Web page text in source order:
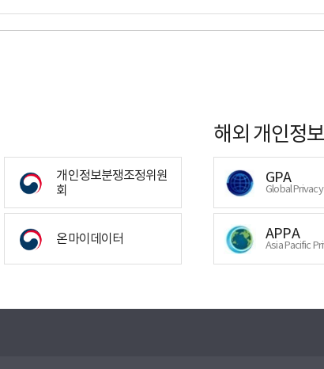
개인정보분쟁조정위원
회
온마이데이터
해외 개인정
GPA
Global
APPA
Asia Pacific